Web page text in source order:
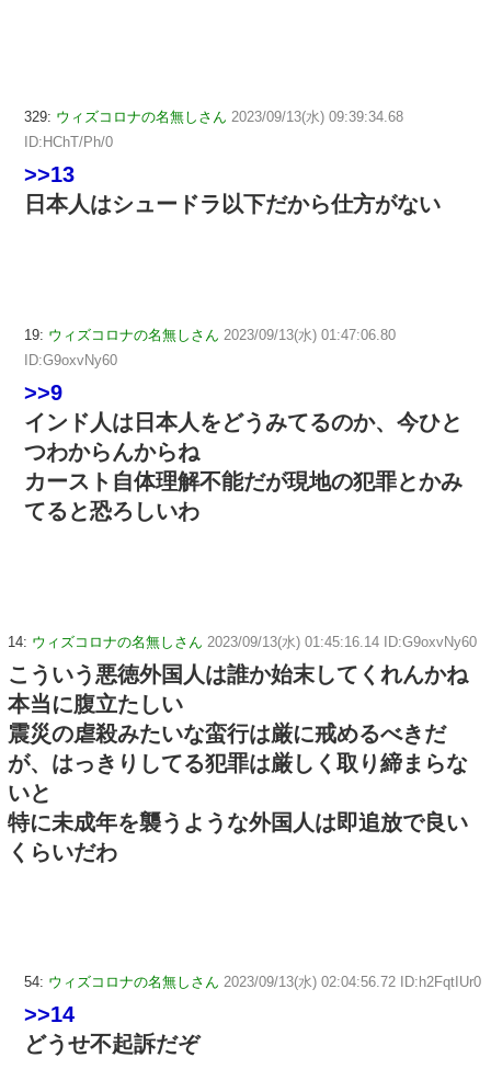
329: ウィズコロナの名無しさん 2023/09/13(水) 09:39:34.68
ID:HChT/Ph/0
>>13
日本人はシュードラ以下だから仕方がない
19: ウィズコロナの名無しさん 2023/09/13(水) 01:47:06.80
ID:G9oxvNy60
>>9
インド人は日本人をどうみてるのか、今ひと
つわからんからね
カースト自体理解不能だが現地の犯罪とかみ
てると恐ろしいわ
14: ウィズコロナの名無しさん 2023/09/13(水) 01:45:16.14 ID:G9oxvNy60
こういう悪徳外国人は誰か始末してくれんかね
本当に腹立たしい
震災の虐殺みたいな蛮行は厳に戒めるべきだ
が、はっきりしてる犯罪は厳しく取り締まらな
いと
特に未成年を襲うような外国人は即追放で良い
くらいだわ
54: ウィズコロナの名無しさん 2023/09/13(水) 02:04:56.72 ID:h2FqtIUr0
>>14
どうせ不起訴だぞ